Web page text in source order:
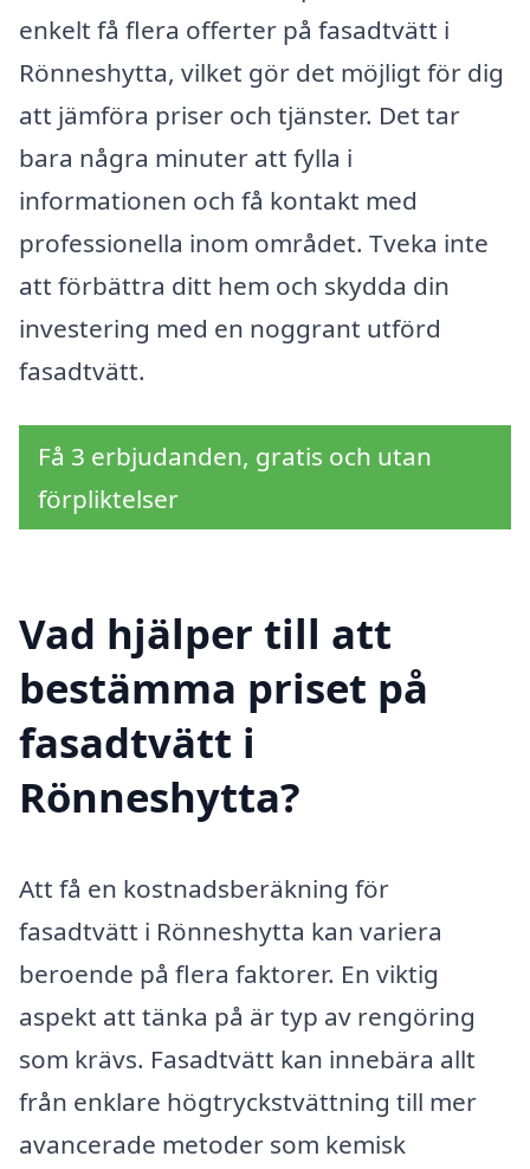
enkelt få flera offerter på fasadtvätt i
Rönneshytta, vilket gör det möjligt för dig
att jämföra priser och tjänster. Det tar
bara några minuter att fylla i
informationen och få kontakt med
professionella inom området. Tveka inte
att förbättra ditt hem och skydda din
investering med en noggrant utförd
fasadtvätt.
Få 3 erbjudanden, gratis och utan
förpliktelser
Vad hjälper till att
bestämma priset på
fasadtvätt i
Rönneshytta?
Att få en kostnadsberäkning för
fasadtvätt i Rönneshytta kan variera
beroende på flera faktorer. En viktig
aspekt att tänka på är typ av rengöring
som krävs. Fasadtvätt kan innebära allt
från enklare högtryckstvättning till mer
avancerade metoder som kemisk